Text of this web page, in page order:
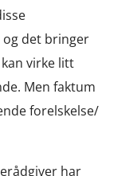
og det bringer
virke litt
Men faktum
forelskelse/
har